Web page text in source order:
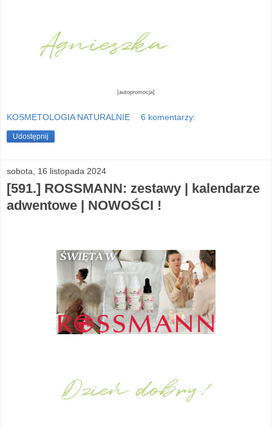
[autopromocja]
KOSMETOLOGIA NATURALNIE 6 komentarzy:
Udostępnij
sobota, 16 listopada 2024
[591.] ROSSMANN: zestawy | kalendarze
adwentowe | NOWOŚCI !